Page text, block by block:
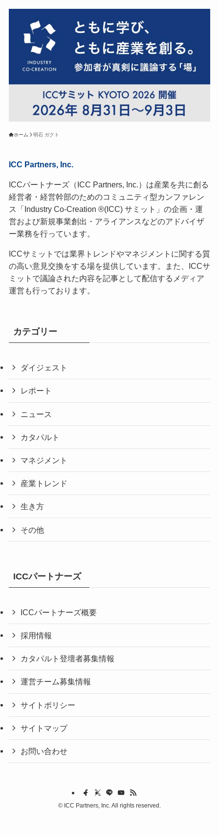
ホーム 明石 ガクト
ICC Partners, Inc.
ICCパートナーズ（ICC Partners, Inc.）は産業を共に創る
経営者・経営幹部のためのコミュニティ型カンファレン
ス「Industry Co-Creation ®(ICC) サミット」の企画・運
営および新規事業創出・アライアンスなどのアドバイザ
ー業務を行っています。
ICCサミットでは業界トレンドやマネジメントに関する質
の高い意見交換をする場を提供しています。また、ICCサ
ミットで議論された内容を記事として配信するメディア
運営も行っております。
カテゴリー
ダイジェスト
レポート
ニュース
カタパルト
マネジメント
産業トレンド
生き方
その他
ICCパートナーズ
ICCパートナーズ概要
採用情報
カタパルト登壇者募集情報
運営チーム募集情報
サイトポリシー
サイトマップ
お問い合わせ
© ICC Partners, Inc. All rights reserved.